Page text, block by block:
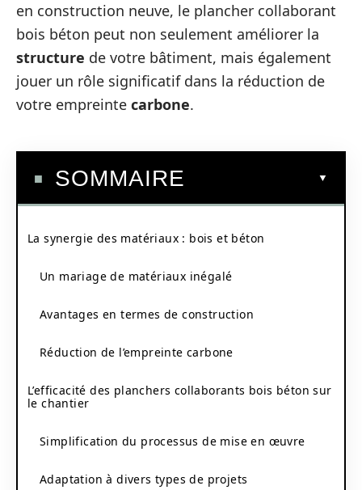
en construction neuve, le plancher collaborant
bois béton peut non seulement améliorer la
structure de votre bâtiment, mais également
jouer un rôle significatif dans la réduction de
votre empreinte carbone.
SOMMAIRE
La synergie des matériaux : bois et béton
Un mariage de matériaux inégalé
Avantages en termes de construction
Réduction de l’empreinte carbone
L’efficacité des planchers collaborants bois béton sur
le chantier
Simplification du processus de mise en œuvre
Adaptation à divers types de projets